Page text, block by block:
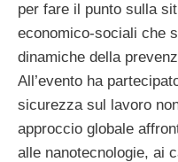
per fare il punto sulla
economico-sociali che
dinamiche della
All’evento ha
sicurezza sul lavoro
approccio globale
alle nanotecnologie, ai